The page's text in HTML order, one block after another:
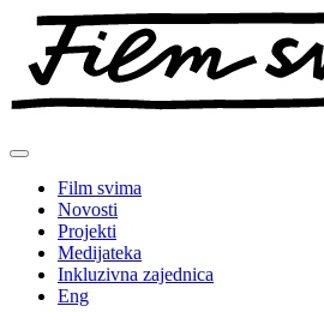
Preskoči
sadržaj
Film svima
Novosti
Projekti
Medijateka
Inkluzivna zajednica
Eng